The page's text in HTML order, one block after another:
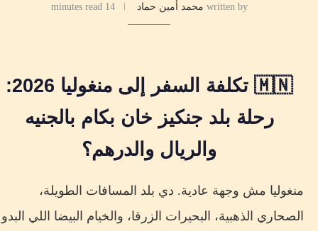
written by محمد أمين حماد 14 minutes read
🇲🇳 تكلفة السفر إلى منغوليا 2026:
رحلة بلد جنكيز خان بكام بالجنيه
والريال والدرهم؟
منغوليا مش وجهة عادية. دي بلد المسافات الطويلة،
الصحاري الذهبية، البحيرات الزرقا، والخيام البيضا اللي البدو